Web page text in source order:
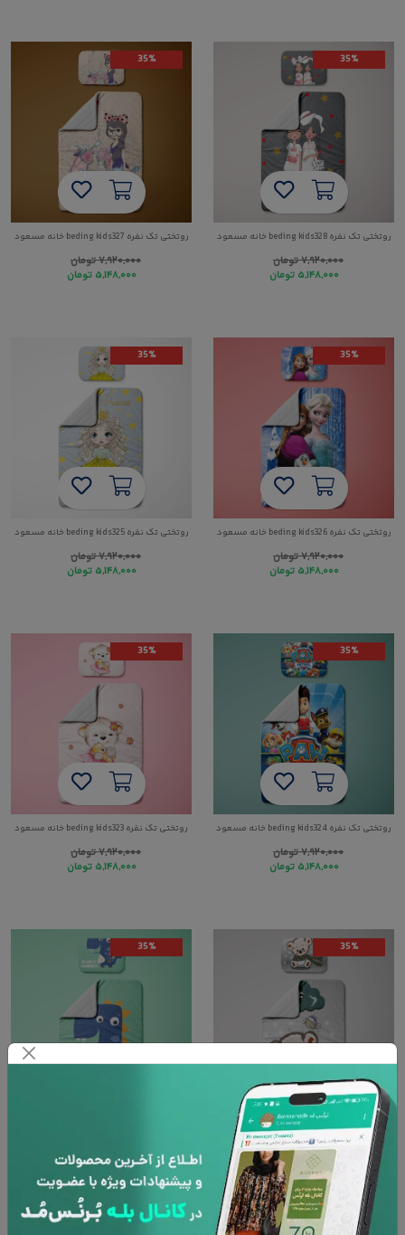
35%
روتختی تک نفره beding kids328 خانه مسعود
۷,۹۲۰,۰۰۰تومان
۵,۱۴۸,۰۰۰ تومان
35%
روتختی تک نفره beding kids327 خانه مسعود
۷,۹۲۰,۰۰۰تومان
۵,۱۴۸,۰۰۰ تومان
35%
روتختی تک نفره beding kids326 خانه مسعود
۷,۹۲۰,۰۰۰تومان
۵,۱۴۸,۰۰۰ تومان
35%
روتختی تک نفره beding kids325 خانه مسعود
۷,۹۲۰,۰۰۰تومان
۵,۱۴۸,۰۰۰ تومان
35%
روتختی تک نفره beding kids324 خانه مسعود
۷,۹۲۰,۰۰۰تومان
۵,۱۴۸,۰۰۰ تومان
35%
روتختی تک نفره beding kids323 خانه مسعود
۷,۹۲۰,۰۰۰تومان
۵,۱۴۸,۰۰۰ تومان
35%
روتختی تک نفره beding kids322 خانه مسعود
۷,۹۲۰,۰۰۰تومان
۵,۱۴۸,۰۰۰
تومان
35%
۵,۱۴۸,۰۰۰تومان